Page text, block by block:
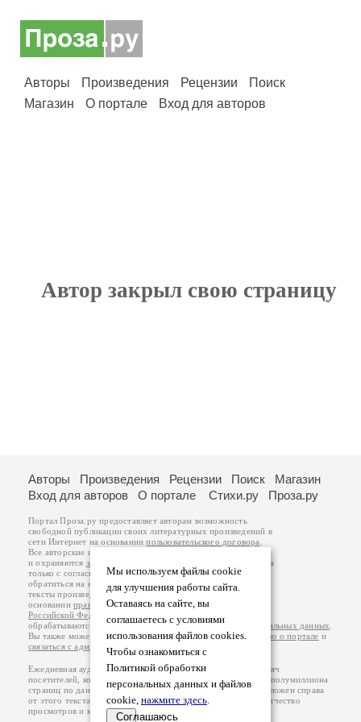
Авторы Произведения Рецензии
Поиск
Магазин
О портале Вход для авторов
Автор закрыл свою страницу
Мы используем файлы cookie
для улучшения работы сайта.
Оставаясь на сайте, вы
соглашаетесь с условиями
использования файлов cookies.
Чтобы ознакомиться с
Политикой обработки
персональных данных и файлов
cookie, нажмите здесь.
Соглашаюсь
Авторы Произведения Рецензии Поиск
Магазин
Вход для авторов
О портале Стихи.ру Проза.ру
Портал Проза.ру предоставляет авторам возможность
свободной публикации своих литературных произведений в
сети Интернет на основаниипользовательского договора
Все авторские права на произведения принадлежат авторам
и охраняются законом
. Перепечатка произведений возможна
только с согласия его автора, к которому вы можете
обратиться на его авторской странице. Ответственность за
тексты произведений авторы несут самостоятельно на
основанииправил публикацииизаконодательства
Российской Федерации
обрабатываются на основанииПолитики обработки персональных данных
Вы также можете посмотреть более подробнуюинформацию о портале и
связаться с администрацией
Ежедневная аудитория портала Проза.ру – порядка 100 тысяч
посетителей, которые в общей сумме просматривают более полумиллиона
страниц по данным счетчика посещаемости, который расположен справа
от этого текста. В каждой графе указано по две цифры: количество
просмотров и количество посетителей.